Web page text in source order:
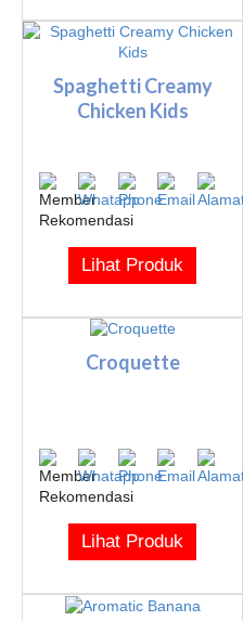
Spaghetti Creamy
Chicken Kids
Lihat Produk
Croquette
Lihat Produk